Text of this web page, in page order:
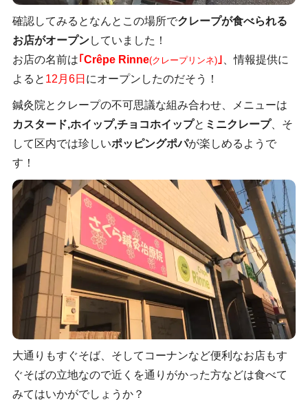
確認してみるとなんとこの場所でクレープが食べられる
お店がオープンしていました！
お店の名前は｢Crêpe Rinne(クレープリンネ)｣ 、情報提供に
よると 12月6日 にオープンしたのだそう！
鍼灸院とクレープの不可思議な組み合わせ、メニューは
カスタード,ホイップ,チョコホイップと ミニクレープ、そ
して区内では珍しいポッピングポパが楽しめるようで
す！
大通りもすぐそば、そしてコーナンなど便利なお店もす
ぐそばの立地なので近くを通りがかった方などは食べて
みてはいかがでしょうか？